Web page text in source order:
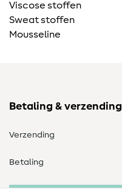
Viscose stoffen
Sweat stoffen
Mousseline
Betaling & verzending
Verzending
Betaling